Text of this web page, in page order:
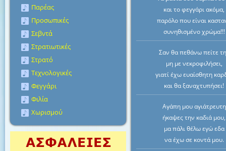
Παρέας
Προσωπικές
Σεβντά
Στρατιωτικές
Στρατό
Τεχνολογικές
Φεγγάρι
Φιλία
Χωρισμού
και το φεγγάρι ακόμα,
παρόλο που είναι
συνηθισμένο χρώμα!!!
Σαν θα πεθάνω πείτε
μη με νεκροφιλήσει,
γιατί έχω ευαίσθητη
και θα ξαναχτυπήσει!
Αγάπη μου αγιάτρευτη
ήκαψες την καδιά μου,
μα πάλι θέλω εγώ εδα
να έχω σε κοντά μου.